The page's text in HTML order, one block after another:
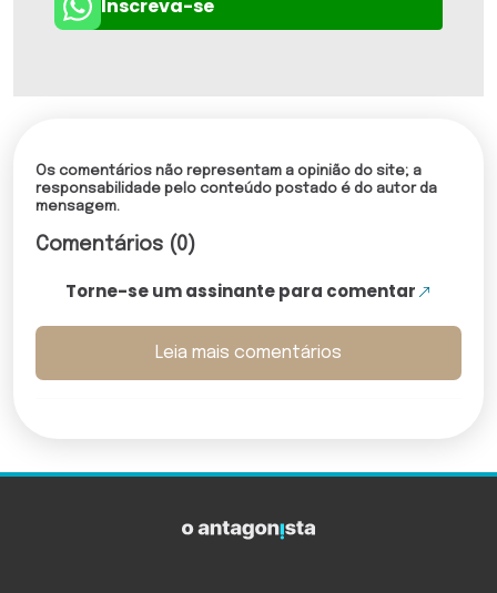
Inscreva-se
Os comentários não representam a opinião do site; a
responsabilidade pelo conteúdo postado é do autor da
mensagem.
Comentários (0)
Torne-se um assinante para comentar
Leia mais comentários